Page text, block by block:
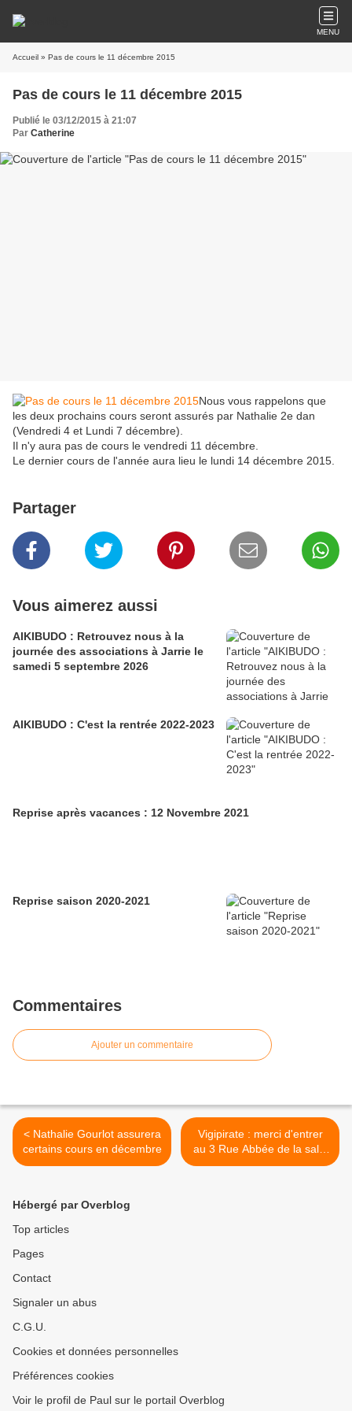
MENU
Accueil » Pas de cours le 11 décembre 2015
Pas de cours le 11 décembre 2015
Publié le 03/12/2015 à 21:07
Par Catherine
Nous vous rappelons que
les deux prochains cours seront assurés par Nathalie 2e dan
(Vendredi 4 et Lundi 7 décembre).
Il n'y aura pas de cours le vendredi 11 décembre.
Le dernier cours de l'année aura lieu le lundi 14 décembre 2015.
Partager
Vous aimerez aussi
AIKIBUDO : Retrouvez nous à la
journée des associations à Jarrie le
samedi 5 septembre 2026
AIKIBUDO : C'est la rentrée 2022-2023
Reprise après vacances : 12 Novembre 2021
Reprise saison 2020-2021
Commentaires
Ajouter un commentaire
< Nathalie Gourlot assurera
certains cours en décembre
Vigipirate : merci d'entrer
au 3 Rue Abbée de la salle
>
Hébergé par Overblog
Top articles
Pages
Contact
Signaler un abus
C.G.U.
Cookies et données personnelles
Préférences cookies
Voir le profil de Paul sur le portail Overblog